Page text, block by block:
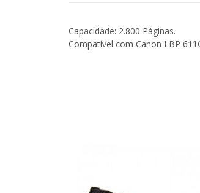
Capacidade: 2.800 Páginas.
Compatível com Canon LBP